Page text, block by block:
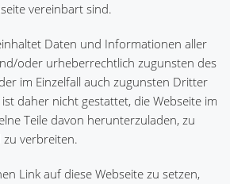
vereinbart sind.
Daten und Informationen aller
oder urheberrechtlich zugunsten des
im Einzelfall auch zugunsten Dritter
daher nicht gestattet, die Webseite im
Teile davon herunterzuladen, zu
zu verbreiten.
Link auf diese Webseite zu setzen,